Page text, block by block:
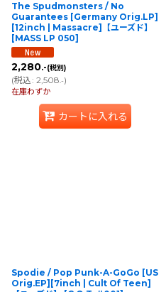
The Spudmonsters / No
Guarantees [Germany Orig.LP]
[12inch | Massacre]【ユーズド】
[MASS LP 050]
2,280.-(税別)
(税込: 2,508.-)
在庫わずか
カートに入れる
Spodie / Pop Punk-A-GoGo [US
Orig.EP][7inch | Cult Of Teen]